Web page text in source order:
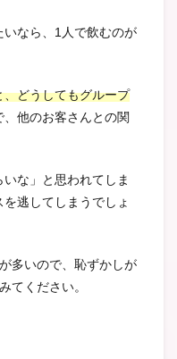
なら、1人で飲むのが
どうしてもグループ
、他のお客さんとの関
な」と思われてしま
逃してしまうでしょ
多いので、恥ずかしが
てください。